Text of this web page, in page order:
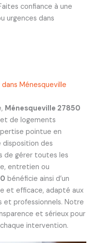
confiance à une
urgences dans
Ménesqueville
Ménesqueville 27850
de logements
pointue en
des
de gérer toutes les
entretien ou
bénéficie ainsi d’un
et efficace, adapté aux
et professionnels. Notre
et sérieux pour
intervention.